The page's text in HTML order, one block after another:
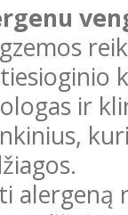
ir
alergeną